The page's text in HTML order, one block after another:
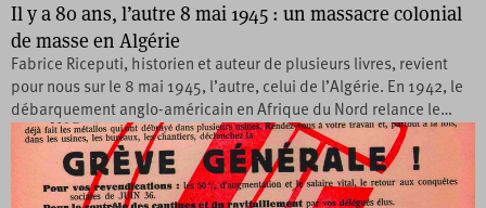
Il y a 80 ans, l’autre 8 mai 1945 : un massacre colonial
de masse en Algérie
Fabrice Riceputi, historien et auteur de plusieurs livres, revient
pour nous sur le 8 mai 1945, l’autre, celui de l’Algérie. En 1942, le
débarquement anglo-américain en Afrique du Nord relance le…